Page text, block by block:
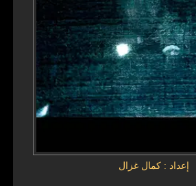
إعداد : كمال غزال